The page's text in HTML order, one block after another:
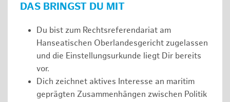
DAS BRINGST DU MIT
Du bist zum Rechtsreferendariat am
Hanseatischen Oberlandesgericht zugelassen
und die Einstellungsurkunde liegt Dir bereits
vor.
Dich zeichnet aktives Interesse an maritim
geprägten Zusammenhängen zwischen Politik